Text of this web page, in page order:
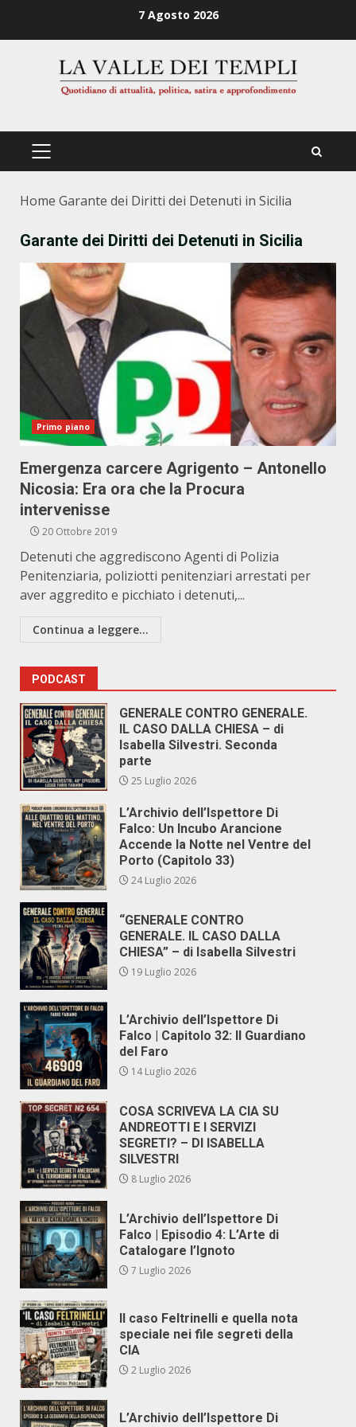
7 Agosto 2026
PRIMÄRES
Home Garante dei Diritti dei Detenuti in Sicilia
Garante dei Diritti dei Detenuti in Sicilia
Primo piano
Emergenza carcere Agrigento – Antonello
Nicosia: Era ora che la Procura
intervenisse
20 Ottobre 2019
Detenuti che aggrediscono Agenti di Polizia
Penitenziaria, poliziotti penitenziari arrestati per
aver aggredito e picchiato i detenuti,...
Continua a leggere...
PODCAST
GENERALE CONTRO GENERALE.
IL CASO DALLA CHIESA – di
Isabella Silvestri. Seconda
parte
25 Luglio 2026
L’Archivio dell’Ispettore Di
Falco: Un Incubo Arancione
Accende la Notte nel Ventre del
Porto (Capitolo 33)
24 Luglio 2026
“GENERALE CONTRO
GENERALE. IL CASO DALLA
CHIESA” – di Isabella Silvestri
19 Luglio 2026
L’Archivio dell’Ispettore Di
Falco | Capitolo 32: Il Guardiano
del Faro
14 Luglio 2026
COSA SCRIVEVA LA CIA SU
ANDREOTTI E I SERVIZI
SEGRETI? – DI ISABELLA
SILVESTRI
8 Luglio 2026
L’Archivio dell’Ispettore Di
Falco | Episodio 4: L’Arte di
Catalogare l’Ignoto
7 Luglio 2026
Il caso Feltrinelli e quella nota
speciale nei file segreti della
CIA
2 Luglio 2026
L’Archivio dell’Ispettore Di